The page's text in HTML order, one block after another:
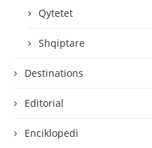
Qytetet
Shqiptare
Destinations
Editorial
Enciklopedi